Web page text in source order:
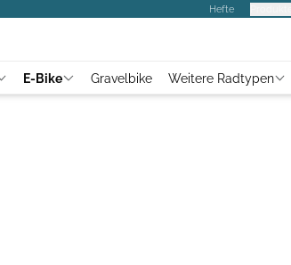
Hefte
E-Bike Gravelbike Weitere Radtypen